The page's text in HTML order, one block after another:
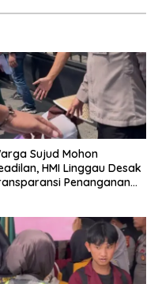
Sujud Mohon
HMI Linggau Desak
Penanganan